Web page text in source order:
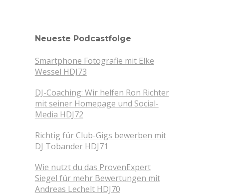
Neueste Podcastfolge
Smartphone Fotografie mit Elke
Wessel HDJ73
DJ-Coaching: Wir helfen Ron Richter
mit seiner Homepage und Social-
Media HDJ72
Richtig für Club-Gigs bewerben mit
DJ Tobander HDJ71
Wie nutzt du das ProvenExpert
Siegel für mehr Bewertungen mit
Andreas Lechelt HDJ70